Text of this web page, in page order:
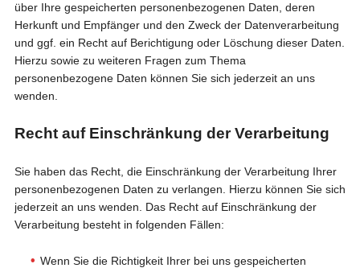
über Ihre gespeicherten personenbezogenen Daten, deren
Herkunft und Empfänger und den Zweck der Datenverarbeitung
und ggf. ein Recht auf Berichtigung oder Löschung dieser Daten.
Hierzu sowie zu weiteren Fragen zum Thema
personenbezogene Daten können Sie sich jederzeit an uns
wenden.
Recht auf Einschränkung der Verarbeitung
Sie haben das Recht, die Einschränkung der Verarbeitung Ihrer
personenbezogenen Daten zu verlangen. Hierzu können Sie sich
jederzeit an uns wenden. Das Recht auf Einschränkung der
Verarbeitung besteht in folgenden Fällen:
Wenn Sie die Richtigkeit Ihrer bei uns gespeicherten